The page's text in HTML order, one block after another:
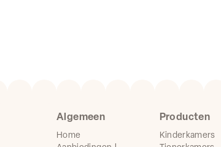
Algemeen
Home
Producten
Kinderkamers